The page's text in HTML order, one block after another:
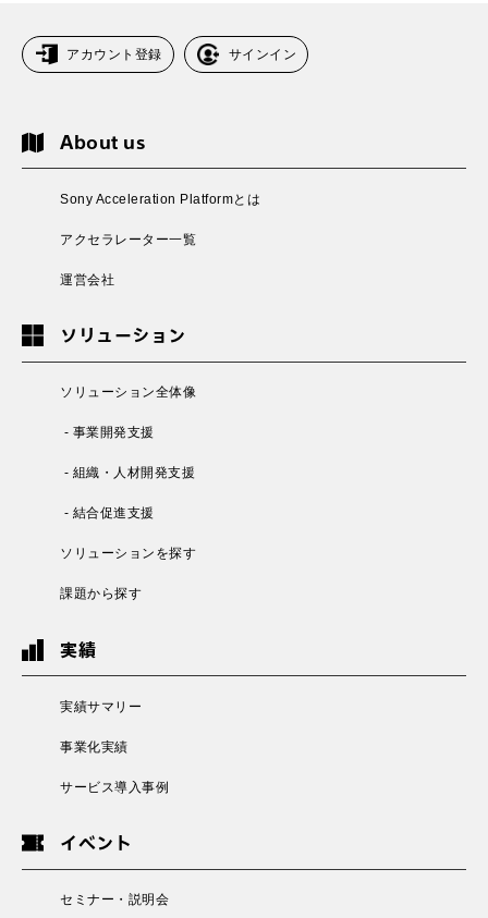
アカウント登録 サインイン
About us
Sony Acceleration Platformとは
アクセラレーター一覧
運営会社
ソリューション
ソリューション全体像
- 事業開発支援
- 組織・人材開発支援
- 結合促進支援
ソリューションを探す
課題から探す
実績
実績サマリー
事業化実績
サービス導入事例
イベント
セミナー・説明会